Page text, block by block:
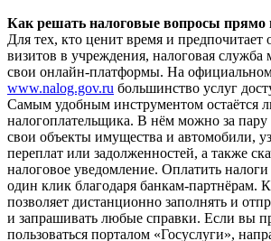
Как решать налоговые вопросы прямо
Для тех, кто ценит время и предпочитает
визитов в учреждения, налоговая служба
свои онлайн-платформы. На
www.nalog.gov.ru большинство услуг
Самым удобным инструментом остаётся
налогоплательщика. В нём можно за
свои объекты имущества и автомобили,
переплат или задолженностей, а также
налоговое уведомление. Оплатить
один клик благодаря банкам-партнёрам.
позволяет дистанционно заполнять и
и запрашивать любые справки. Если вы
пользоваться порталом «Госуслуги»,